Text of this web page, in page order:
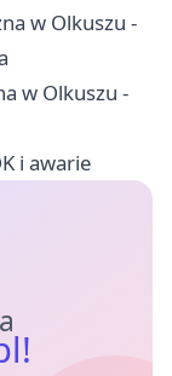
w Olkuszu -
w Olkuszu -
i awarie